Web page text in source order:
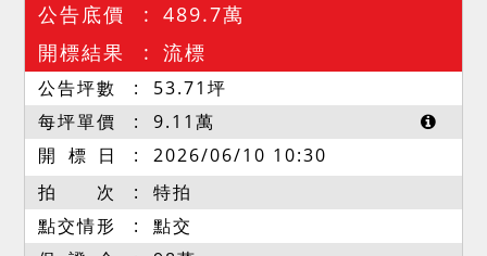
公告底價
489.7萬
開標結果
流標
公告坪數 53.71坪
每坪單價
9.11萬
開 標 日
2026/06/10 10:30
拍 次
特拍
點交情形
點交